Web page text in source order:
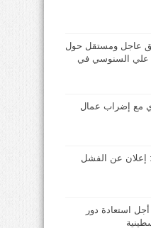
عاجل ومستقل حول
علي السنوسي في
مع إضراب عمال
إعلان عن الفشل
استعادة دور